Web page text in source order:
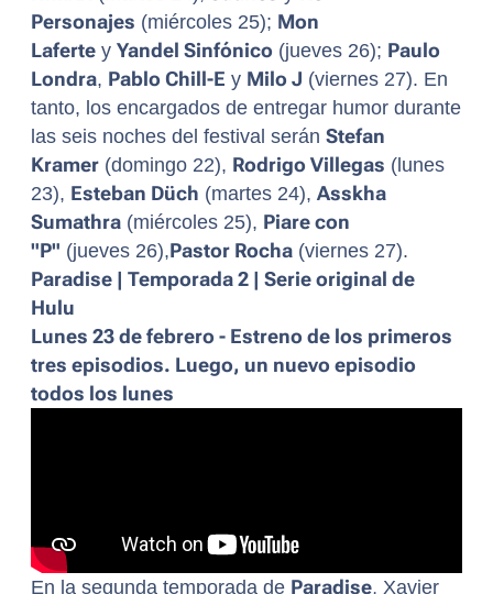
Personajes (miércoles 25); Mon
Laferte y Yandel Sinfónico (jueves 26); Paulo
Londra, Pablo Chill-E y Milo J (viernes 27). En
tanto, los encargados de entregar humor durante
las seis noches del festival serán Stefan
Kramer (domingo 22), Rodrigo Villegas (lunes
23), Esteban Düch (martes 24), Asskha
Sumathra (miércoles 25), Piare con
"P" (jueves 26),Pastor Rocha (viernes 27).
Paradise | Temporada 2 | Serie original de
Hulu
Lunes 23 de febrero - Estreno de los primeros
tres episodios. Luego, un nuevo episodio
todos los lunes
En la segunda temporada de Paradise, Xavier